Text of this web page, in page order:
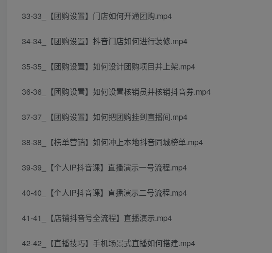
33-33_【团购设置】门店如何开通团购.mp4
34-34_【团购设置】抖音门店如何进行装修.mp4
35-35_【团购设置】如何设计团购项目并上架.mp4
36-36_【团购设置】如何设置核销员并核销抖音券.mp4
37-37_【团购设置】如何把团购挂到直播间.mp4
38-38_【榜单营销】如何冲上本地抖音同城榜单.mp4
39-39_【个人IP抖音课】直播演示一号流程.mp4
40-40_【个人IP抖音课】直播演示二号流程.mp4
41-41_【店铺抖音号全流程】直播演示.mp4
42-42_【直播技巧】手机场景式直播如何搭建.mp4